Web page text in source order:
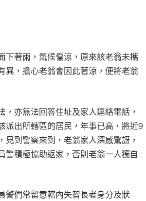
下著雨，氣候偏涼，原來該老翁未攜
異，擔心老翁會因此著涼，便將老翁
亦無法回答住址及家人連絡電話，
派出所轄區的居民，年事已高，將近9
到警察來到，老翁家人深感驚訝，
警積極協助返家，否則老翁一人獨自
警們常留意轄內失智長者身分及狀